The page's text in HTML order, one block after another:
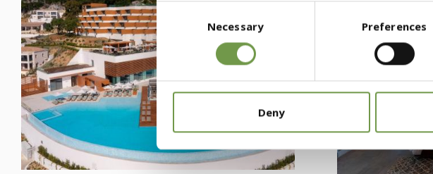
Consent
Selection
Necessary Preferences
Deny